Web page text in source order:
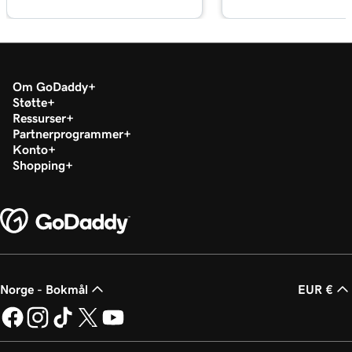
Leksjon 19 (av 29)
Legg til en video på WordPress -nettstedet
mitt
Leksjon 21 (av 29)
Leksjon 22 (av 29)
3m 9s
Om GoDaddy
Støtte
Ressurser
Partnerprogrammer
Konto
Shopping
Norge - Bokmål EUR €